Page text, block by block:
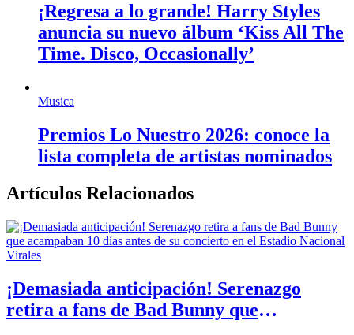
¡Regresa a lo grande! Harry Styles
anuncia su nuevo álbum ‘Kiss All The
Time. Disco, Occasionally’
Musica
Premios Lo Nuestro 2026: conoce la
lista completa de artistas nominados
Artículos Relacionados
Virales
¡Demasiada anticipación! Serenazgo
retira a fans de Bad Bunny que